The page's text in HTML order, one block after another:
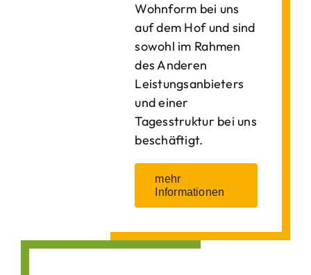
Wohnform bei uns
auf dem Hof und sind
sowohl im Rahmen
des Anderen
Leistungsanbieters
und einer
Tagesstruktur bei uns
beschäftigt.
mehr
Informationen